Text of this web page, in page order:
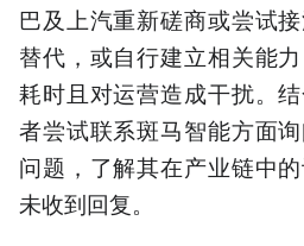
巴及上汽重新磋商或尝试
替代，或自行建立相关能力
耗时且对运营造成干扰。
者尝试联系斑马智能方面
问题，了解其在产业链中
未收到回复。